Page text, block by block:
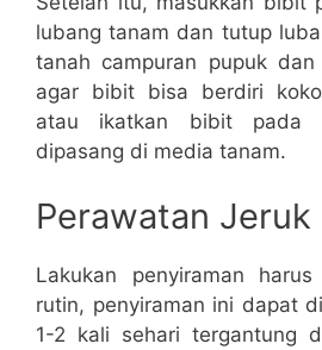
lubang tanam dan tutup
tanah campuran pupuk
agar bibit bisa berdiri
atau ikatkan bibit pada
dipasang di media tanam.
Perawatan Jeruk
Lakukan penyiraman
rutin, penyiraman ini dapat
1-2 kali sehari tergantung